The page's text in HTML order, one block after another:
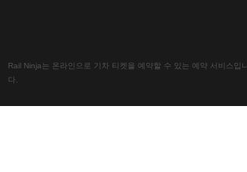
비엔나에서 잘츠부르크 열차
Rail Ninja는 온라인으로 기차 티켓을 예약할 수 있는 예약 서비스
다.